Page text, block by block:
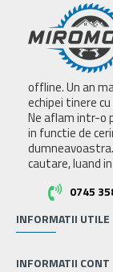
offline. Un an
echipei tinere
Ne aflam intr-o
in functie de
cautare, luand
0745
INFORMATII UTILE
INFORMATII CONT